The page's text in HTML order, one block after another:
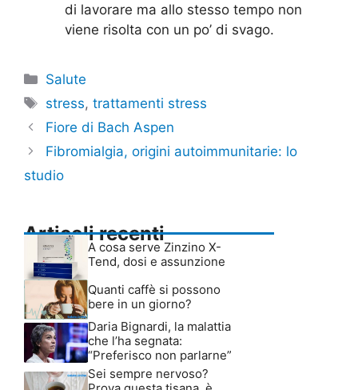
di lavorare ma allo stesso tempo non
viene risolta con un po’ di svago.
Categorie
Salute
Tag
stress,trattamenti stress
Fiore di Bach Aspen
Fibromialgia, origini autoimmunitarie: lo
studio
Articoli recenti
A cosa serve Zinzino X-
Tend, dosi e assunzione
Quanti caffè si possono
bere in un giorno?
Daria Bignardi, la malattia
che l’ha segnata:
“Preferisco non parlarne”
Sei sempre nervoso?